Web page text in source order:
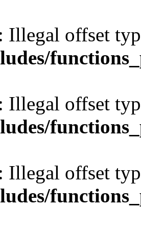
: Illegal offset
: Illegal offset
: Illegal offset